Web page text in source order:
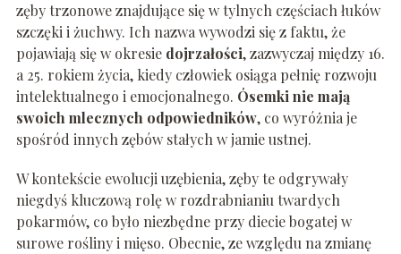
zęby trzonowe znajdujące się w tylnych częściach łuków
szczęki i żuchwy. Ich nazwa wywodzi się z faktu, że
pojawiają się w okresie dojrzałości, zazwyczaj między 16.
a 25. rokiem życia, kiedy człowiek osiąga pełnię rozwoju
intelektualnego i emocjonalnego. Ósemki nie mają
swoich mlecznych odpowiedników, co wyróżnia je
spośród innych zębów stałych w jamie ustnej.
W kontekście ewolucji uzębienia, zęby te odgrywały
niegdyś kluczową rolę w rozdrabnianiu twardych
pokarmów, co było niezbędne przy diecie bogatej w
surowe rośliny i mięso. Obecnie, ze względu na zmianę